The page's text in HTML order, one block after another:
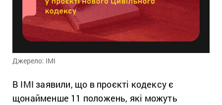
Джерело: ІМІ
В ІМІ заявили, що в проєкті кодексу є
щонайменше 11 положень, які можуть